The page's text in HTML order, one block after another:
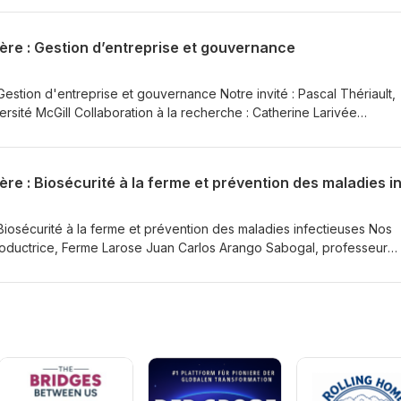
Ce projet est financé par l’entremise du
du Canada et du Québec.
: Gestion d’entreprise et gouvernance
d'entreprise et gouvernance Notre invité : Pascal Thériault,
McGill Collaboration à la recherche : Catherine Larivée
agroalimentaire en vertu du Partenariat canadien pour
à la ferme et prévention des maladies infectieuses Nos
Ferme Larose Juan Carlos Arango Sabogal, professeur
: Catherine Larivée Bazinet (Lactanet) et CRAAQ Une
Québec.